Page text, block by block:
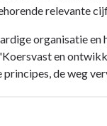
relevante
organisatie en
en
de weg